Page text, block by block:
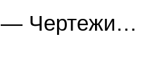
— Чертежи…